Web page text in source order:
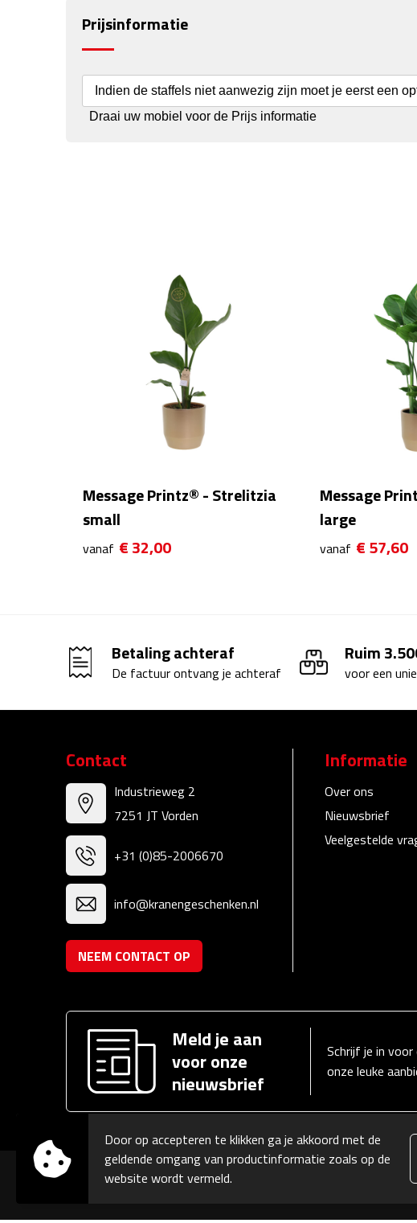
Prijsinformatie
Indien de staffels niet aanwezig zijn moet je eerst een
Draai uw mobiel voor de Prijs informatie
Message Printz® - Strelitzia
small
vanaf € 32,00
Message
large
vanaf € 57,60
Betaling achteraf
De factuur ontvang je achteraf
Ruim
voor een
Contact
Industrieweg 2
7251 JT Vorden
+31 (0)85-2006670
info@kranengeschenken.nl
NEEM CONTACT OP
Informatie
Over ons
Nieuwsbrief
Veelgestelde
Meld je aan
voor onze
nieuwsbrief
Schrijf je in
onze leuke
Door op accepteren te klikken ga je akkoord met de
geldende omgang van productinformatie zoals op de
website wordt vermeld.